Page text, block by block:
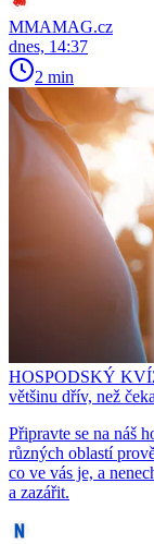
MMAMAG.cz
dnes, 14:37
2 min
HOSPODSKÝ
většinu dřív, než
Připravte se na náš
různých oblastí
co ve vás je, a
a zazářit.